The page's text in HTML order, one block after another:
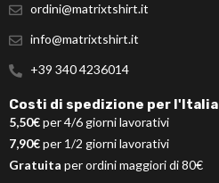
ordini@matrixtshirt.it
info@matrixtshirt.it
+39 340 4236014
Costi di spedizione per l'Italia
5,50€per 4/6 giorni lavorativi
7,90€per 1/2 giorni lavorativi
Gratuita per ordini maggiori di 80€